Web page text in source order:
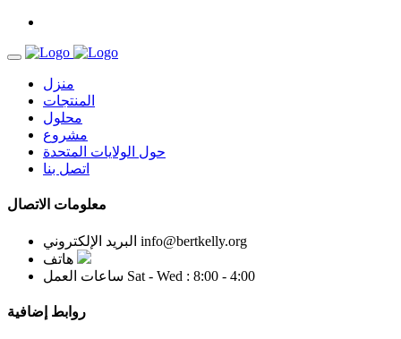
منزل
المنتجات
محلول
مشروع
حول الولايات المتحدة
اتصل بنا
معلومات الاتصال
البريد الإلكتروني info@bertkelly.org
هاتف
ساعات العمل Sat - Wed : 8:00 - 4:00
روابط إضافية